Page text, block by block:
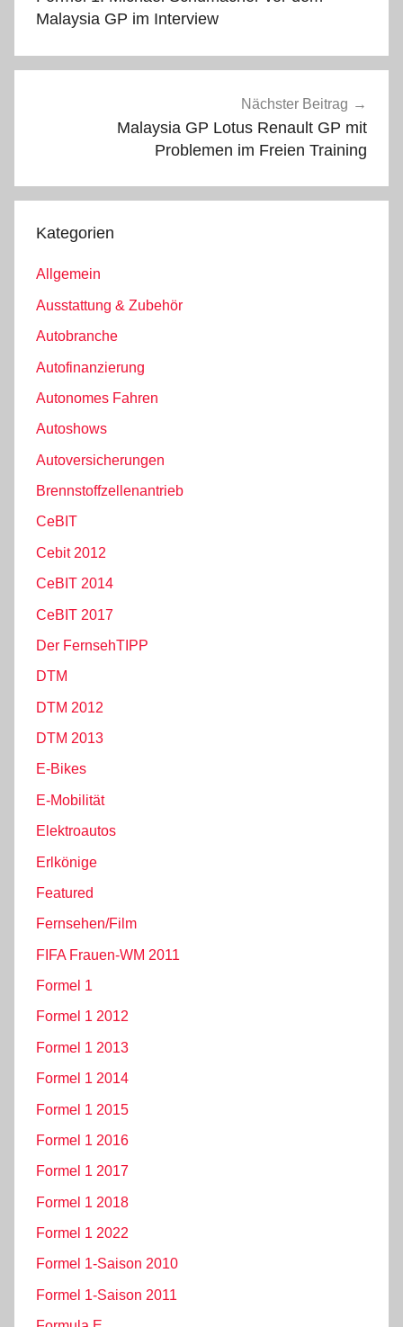
Malaysia GP im Interview
Nächster Beitrag
Malaysia GP Lotus Renault GP mit
Problemen im Freien Training
Kategorien
Allgemein
Ausstattung & Zubehör
Autobranche
Autofinanzierung
Autonomes Fahren
Autoshows
Autoversicherungen
Brennstoffzellenantrieb
CeBIT
Cebit 2012
CeBIT 2014
CeBIT 2017
Der FernsehTIPP
DTM
DTM 2012
DTM 2013
E-Bikes
E-Mobilität
Elektroautos
Erlkönige
Featured
Fernsehen/Film
FIFA Frauen-WM 2011
Formel 1
Formel 1 2012
Formel 1 2013
Formel 1 2014
Formel 1 2015
Formel 1 2016
Formel 1 2017
Formel 1 2018
Formel 1 2022
Formel 1-Saison 2010
Formel 1-Saison 2011